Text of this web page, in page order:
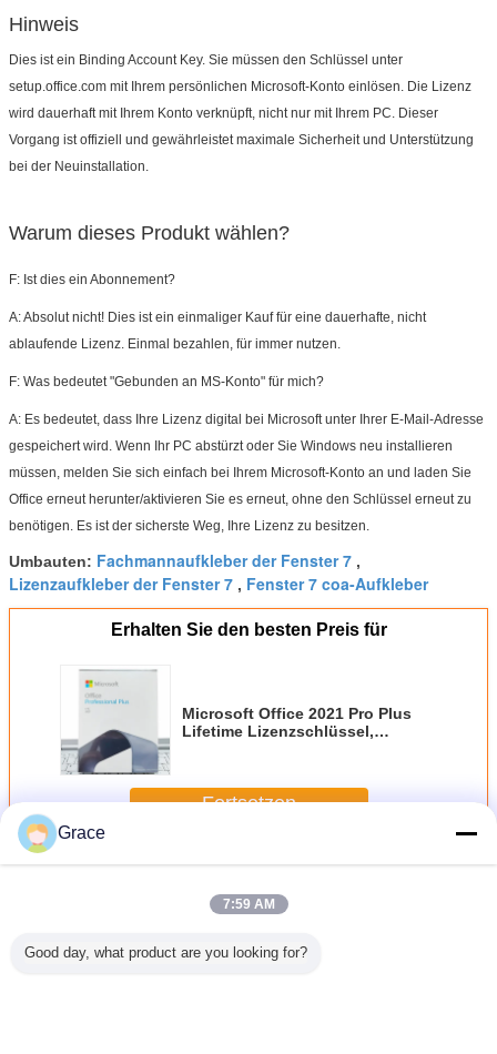
Hinweis
Dies ist ein Binding Account Key. Sie müssen den Schlüssel unter
setup.office.com mit Ihrem persönlichen Microsoft-Konto einlösen. Die Lizenz
wird dauerhaft mit Ihrem Konto verknüpft, nicht nur mit Ihrem PC. Dieser
Vorgang ist offiziell und gewährleistet maximale Sicherheit und Unterstützung
bei der Neuinstallation.
Warum dieses Produkt wählen?
F: Ist dies ein Abonnement?
A: Absolut nicht! Dies ist ein einmaliger Kauf für eine dauerhafte, nicht
ablaufende Lizenz. Einmal bezahlen, für immer nutzen.
F: Was bedeutet "Gebunden an MS-Konto" für mich?
A: Es bedeutet, dass Ihre Lizenz digital bei Microsoft unter Ihrer E-Mail-Adresse
gespeichert wird. Wenn Ihr PC abstürzt oder Sie Windows neu installieren
müssen, melden Sie sich einfach bei Ihrem Microsoft-Konto an und laden Sie
Office erneut herunter/aktivieren Sie es erneut, ohne den Schlüssel erneut zu
benötigen. Es ist der sicherste Weg, Ihre Lizenz zu besitzen.
Umbauten: Fachmannaufkleber der Fenster 7 ,
Lizenzaufkleber der Fenster 7 , Fenster 7 coa-Aufkleber
Erhalten Sie den besten Preis für
Microsoft Office 2021 Pro Plus
Lifetime Lizenzschlüssel,
Neuinstallationsfreiheit
Fortsetzen
MehrLizenz für Microsoft Office 2021
Grace
7:59 AM
Good day, what product are you looking for?